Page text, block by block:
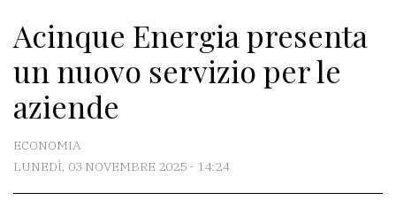
Meteo
CONTATTI
La
redazione
Acinque Energia presenta
un nuovo servizio per le
aziende
ECONOMIA
LUNEDÌ, 03 NOVEMBRE 2025 - 14:24